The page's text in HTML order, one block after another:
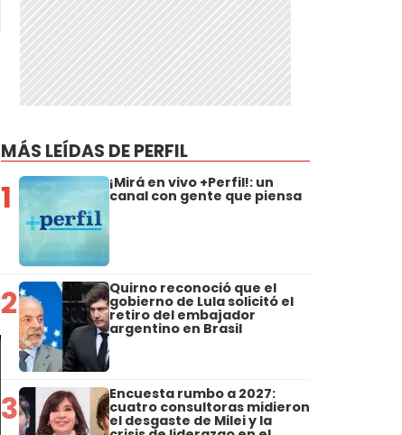
MÁS LEÍDAS DE PERFIL
1 ¡Mirá en vivo +Perfil!: un
canal con gente que piensa
2 Quirno reconoció que el
gobierno de Lula solicitó el
retiro del embajador
argentino en Brasil
3 Encuesta rumbo a 2027:
cuatro consultoras midieron
el desgaste de Milei y la